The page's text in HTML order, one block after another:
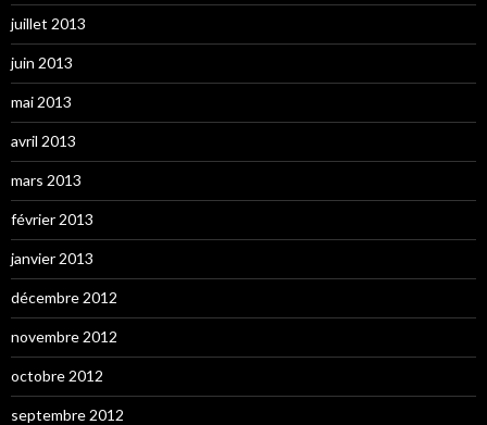
juillet 2013
juin 2013
mai 2013
avril 2013
mars 2013
février 2013
janvier 2013
décembre 2012
novembre 2012
octobre 2012
septembre 2012